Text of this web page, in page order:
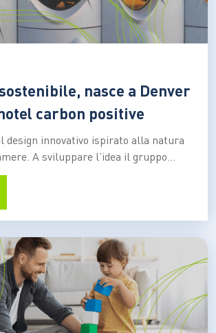
nasce a Denver
carbon positive
design innovativo ispirato alla natura
A sviluppare l’idea il gruppo
presidente Jon Buerge: “Vogliamo
gli hotel possano dare priorità alla
camere nel cuore di Denver, in